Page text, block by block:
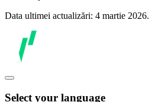
Data ultimei actualizări: 4 martie 2026.
Select your language